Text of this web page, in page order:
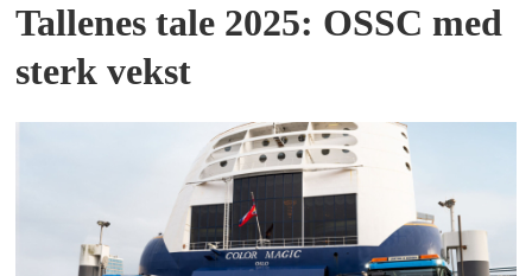
Tallenes tale 2025: OSSC med
sterk vekst